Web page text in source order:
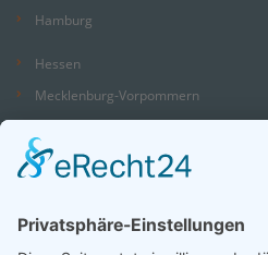
Hamburg
Hessen
Mecklenburg-Vorpommern
Niedersachsen
Nordrhein-Westfalen
Saarland